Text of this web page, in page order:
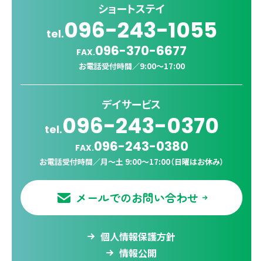
ショートステイ
tel.096-243-1055
FAX.096-370-6677
お電話受付時間／9:00〜17:00
デイサービス
tel.096-243-0370
FAX.096-243-0380
お電話受付時間／月〜土 9:00〜17:00（日曜はお休み）
メールでのお問い合わせ
個人情報保護方針
情報公開